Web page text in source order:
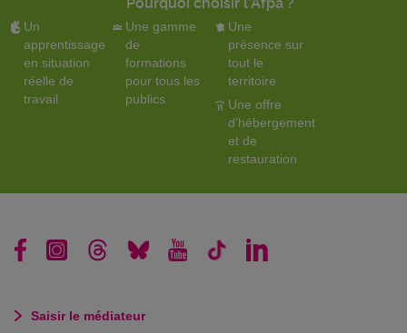
Un
apprentissage
en situation
réelle de
travail
Une gamme
de
formations
pour tous les
publics
Une
présence sur
tout le
territoire
Une offre
d'hébergement
et de
restauration
Saisir le médiateur